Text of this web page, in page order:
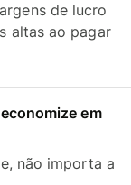
de lucro
altas ao pagar
em
não importa a